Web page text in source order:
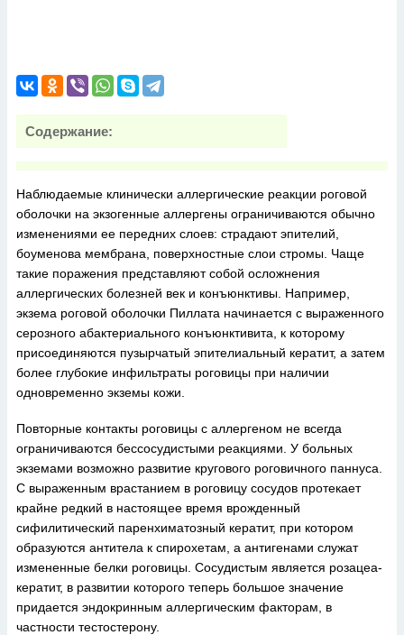
Содержание:
Наблюдаемые клинически аллергические реакции роговой
оболочки на экзогенные аллергены ограничиваются обычно
изменениями ее передних слоев: страдают эпителий,
боуменова мембрана, поверхностные слои стромы. Чаще
такие поражения представляют собой осложнения
аллергических болезней век и конъюнктивы. Например,
экзема роговой оболочки Пиллата начинается с выраженного
серозного абактериального конъюнктивита, к которому
присоединяются пузырчатый эпителиальный кератит, а затем
более глубокие инфильтраты роговицы при наличии
одновременно экземы кожи.
Повторные контакты роговицы с аллергеном не всегда
ограничиваются бессосудистыми реакциями. У больных
экземами возможно развитие кругового роговичного паннуса.
С выраженным врастанием в роговицу сосудов протекает
крайне редкий в настоящее время врожденный
сифилитический паренхиматозный кератит, при котором
образуются антитела к спирохетам, а антигенами служат
измененные белки роговицы. Сосудистым является розацеа-
кератит, в развитии которого теперь большое значение
придается эндокринным аллергическим факторам, в
частности тестостерону.